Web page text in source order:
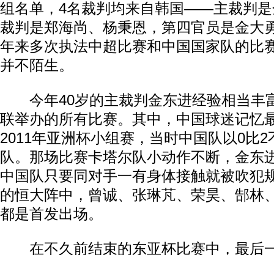
组名单，4名裁判均来自韩国——主裁判是
裁判是郑海尚、杨秉恩，第四官员是金大
年来多次执法中超比赛和中国国家队的比
并不陌生。
今年40岁的主裁判金东进经验相当丰
联举办的所有比赛。其中，中国球迷记忆
2011年亚洲杯小组赛，当时中国队以0比2
队。那场比赛卡塔尔队小动作不断，金东
中国队只要同对手一有身体接触就被吹犯
的恒大阵中，曾诚、张琳芃、荣昊、郜林
都是首发出场。
在不久前结束的东亚杯比赛中，最后